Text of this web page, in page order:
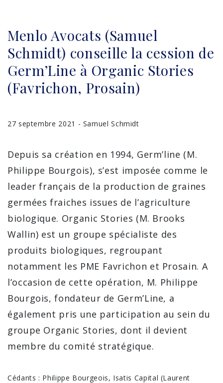
Menlo Avocats (Samuel
Schmidt) conseille la cession de
Germ’Line à Organic Stories
(Favrichon, Prosain)
27 septembre 2021 - Samuel Schmidt
Depuis sa création en 1994, Germ’line (M.
Philippe Bourgois), s’est imposée comme le
leader français de la production de graines
germées fraiches issues de l’agriculture
biologique. Organic Stories (M. Brooks
Wallin) est un groupe spécialiste des
produits biologiques, regroupant
notamment les PME Favrichon et Prosain. A
l’occasion de cette opération, M. Philippe
Bourgois, fondateur de Germ’Line, a
également pris une participation au sein du
groupe Organic Stories, dont il devient
membre du comité stratégique.
Cédants : Philippe Bourgeois, Isatis Capital (Laurent